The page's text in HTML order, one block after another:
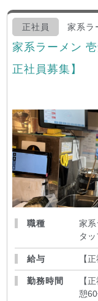
正社員 家系ラ
家系ラーメン
正社員募集】
職種
家系
タッ
給与 【
勤務時間
【
憩